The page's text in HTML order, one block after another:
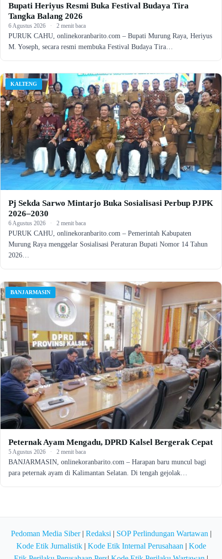
Bupati Heriyus Resmi Buka Festival Budaya Tira
Tangka Balang 2026
6 Agustus 2026 · 2 menit baca
PURUK CAHU, onlinekoranbarito.com – Bupati Murung Raya, Heriyus
M. Yoseph, secara resmi membuka Festival Budaya Tira…
KALTENG
Pj Sekda Sarwo Mintarjo Buka Sosialisasi Perbup PJPK
2026–2030
6 Agustus 2026 · 2 menit baca
PURUK CAHU, onlinekoranbarito.com – Pemerintah Kabupaten
Murung Raya menggelar Sosialisasi Peraturan Bupati Nomor 14 Tahun
2026…
BANJARMASIN
Peternak Ayam Mengadu, DPRD Kalsel Bergerak Cepat
5 Agustus 2026 · 2 menit baca
BANJARMASIN, onlinekoranbarito.com – Harapan baru muncul bagi
para peternak ayam di Kalimantan Selatan. Di tengah gejolak…
Pedoman Media Siber| Redaksi | SOP Perlindungan Wartawan |
Kode Etik Jurnalistik| Kode Etik Internal Perusahaan | Kode